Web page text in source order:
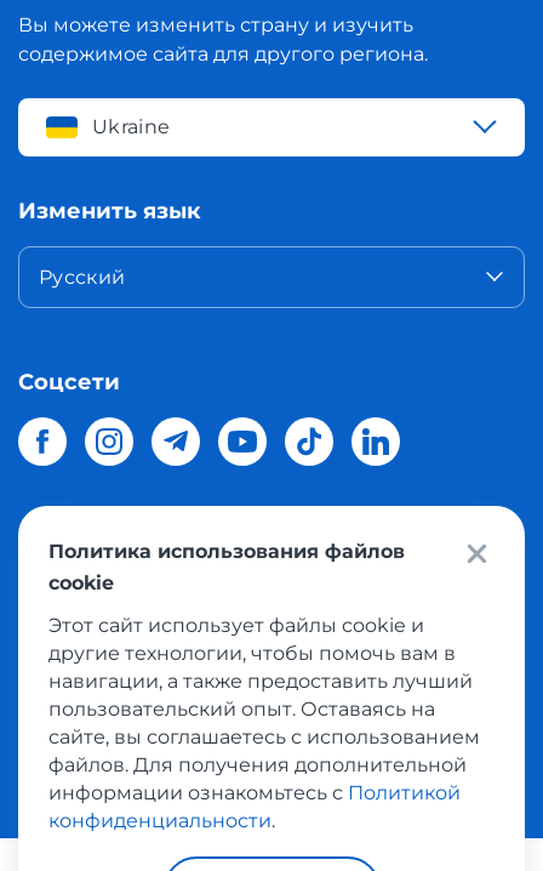
Вы можете изменить страну и изучить
содержимое сайта для другого региона.
Ukraine
Изменить язык
Русский
Соцсети
© 2026 Meest Shoppingдоставка покупок с интернет
магазинов мира в Украину.
Политика конфиденциальности
Публичная оферта
Условия пользования сервисом выкупа товаров
Политика использования файлов
cookie
Этот сайт использует файлы cookie и
другие технологии, чтобы помочь вам в
навигации, а также предоставить лучший
пользовательский опыт. Оставаясь на
сайте, вы соглашаетесь с использованием
файлов. Для получения дополнительной
информации ознакомьтесь с Политикой
конфиденциальности.